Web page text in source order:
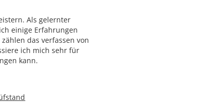
Als gelernter
einige Erfahrungen
das verfassen von
ich mich sehr für
kann.